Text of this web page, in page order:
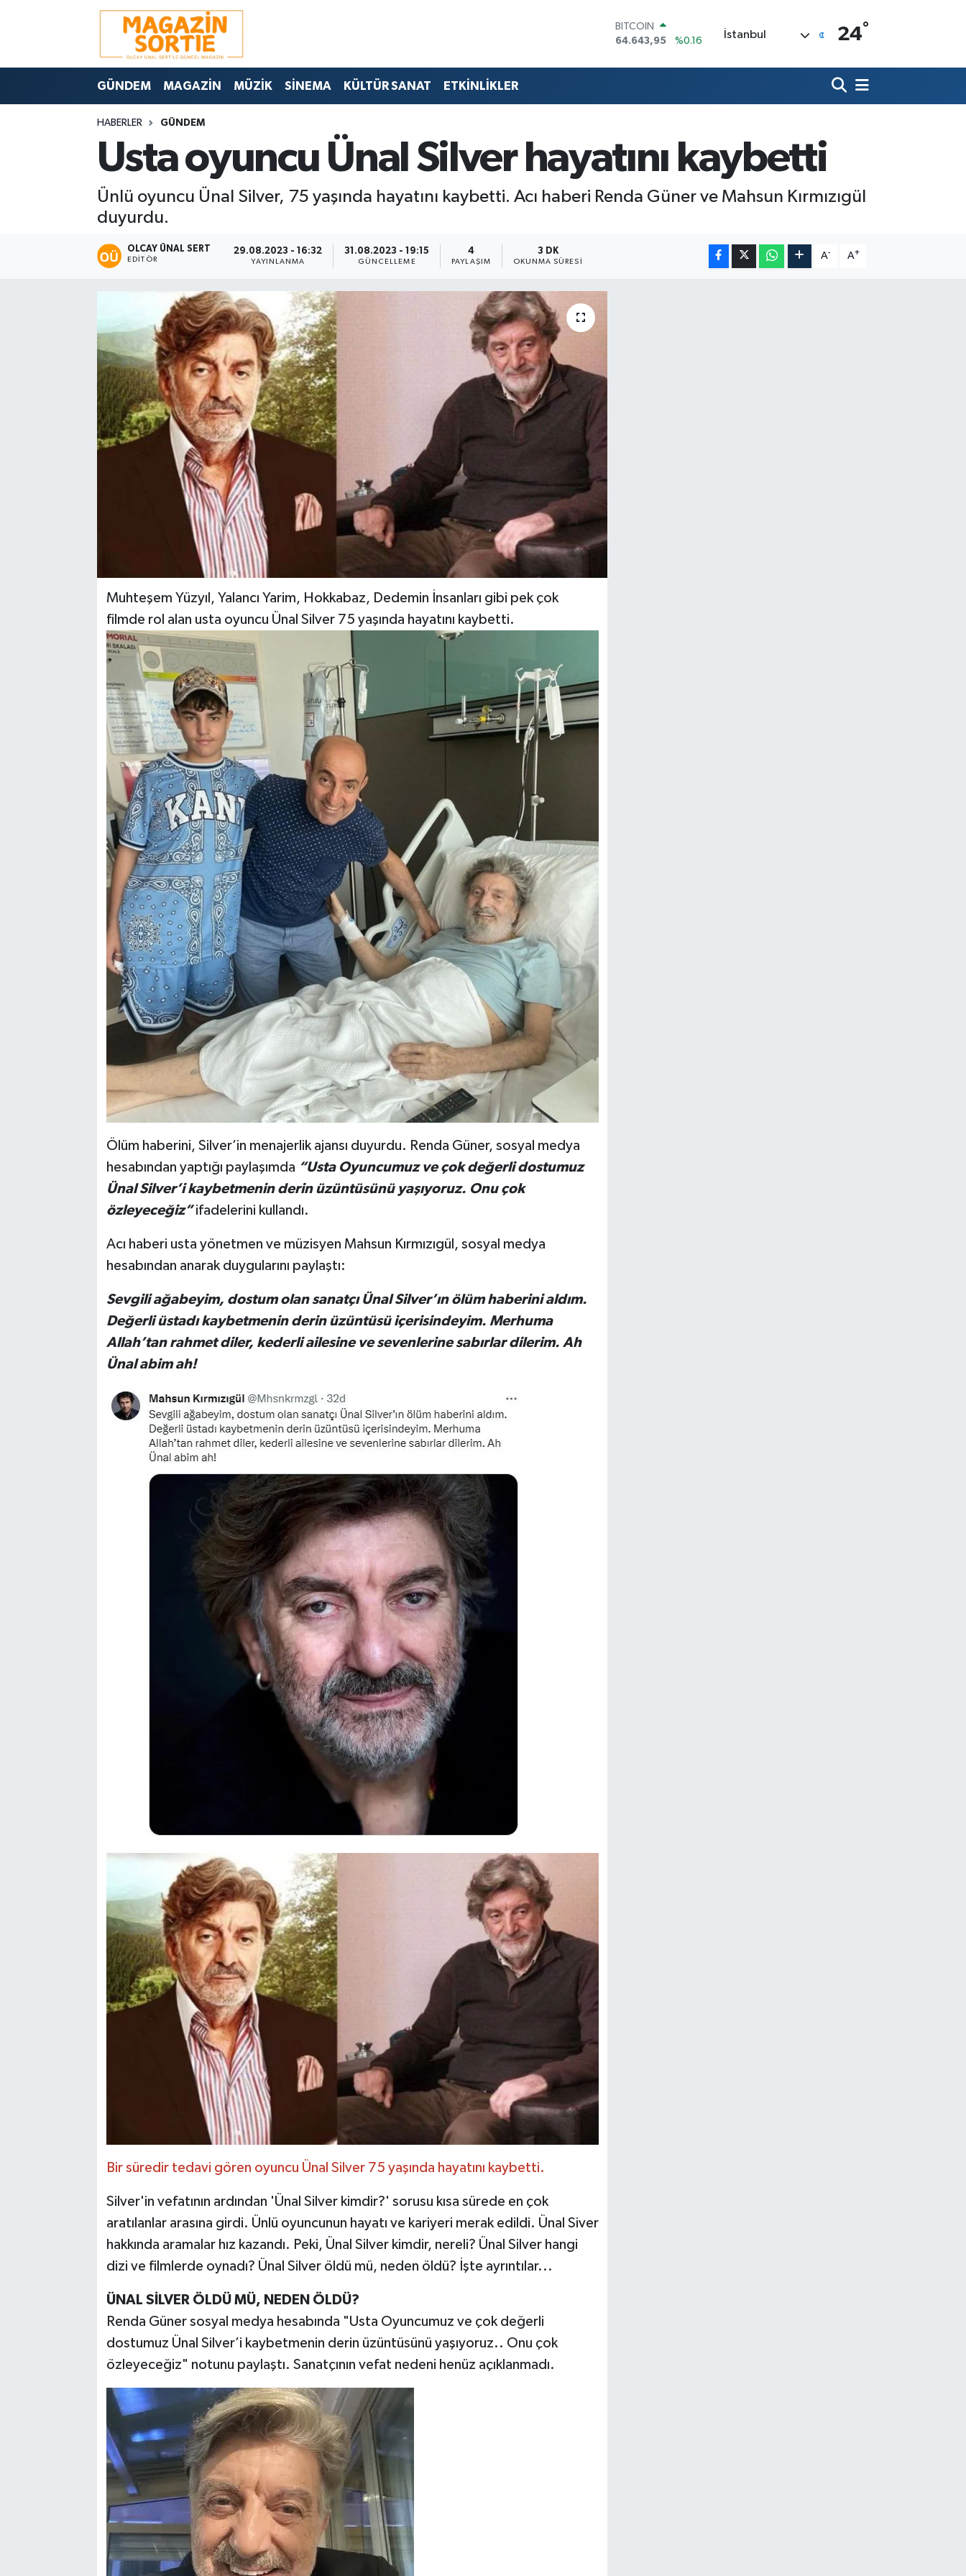
DOLAR
47,6704
%0
55,0406
%-0.08
BİST100
13.799
%70
BITCOIN
İstanbul 24°
GÜNDEM MAGAZİN MÜZİK SİNEMA KÜLTÜR SANAT ETKİNLİKLER
HABERLER GÜNDEM
Usta oyuncu Ünal Silver hayatını kaybetti
Ünlü oyuncu Ünal Silver, 75 yaşında hayatını kaybetti. Acı haberi Renda Güner ve Mahsun Kırmızıgül
duyurdu.
OLCAY ÜNAL SERT
EDITÖR
29.08.2023 - 16:32
YAYINLANMA
31.08.2023 - 19:15
GÜNCELLEME
4
PAYLAŞIM
3 DK
OKUNMA SÜRESI
A- A+
Muhteşem Yüzyıl, Yalancı Yarim, Hokkabaz, Dedemin İnsanları gibi pek çok
filmde rol alan usta oyuncu Ünal Silver 75 yaşında hayatını kaybetti.
Ölüm haberini, Silver’in menajerlik ajansı duyurdu. Renda Güner, sosyal medya
hesabından yaptığı paylaşımda “Usta Oyuncumuz ve çok değerli dostumuz
Ünal Silver’i kaybetmenin derin üzüntüsünü yaşıyoruz. Onu çok
özleyeceğiz”ifadelerini kullandı.
Acı haberi usta yönetmen ve müzisyen Mahsun Kırmızıgül, sosyal medya
hesabından anarak duygularını paylaştı:
Sevgili ağabeyim, dostum olan sanatçı Ünal Silver’ın ölüm haberini aldım.
Değerli üstadı kaybetmenin derin üzüntüsü içerisindeyim. Merhuma
Allah’tan rahmet diler, kederli ailesine ve sevenlerine sabırlar dilerim. Ah
Ünal abim ah!
Bir süredir tedavi gören oyuncu Ünal Silver 75 yaşında hayatını kaybetti.
Silver'in vefatının ardından 'Ünal Silver kimdir?' sorusu kısa sürede en çok
aratılanlar arasına girdi. Ünlü oyuncunun hayatı ve kariyeri merak edildi. Ünal Siver
hakkında aramalar hız kazandı. Peki, Ünal Silver kimdir, nereli? Ünal Silver hangi
dizi ve filmlerde oynadı? Ünal Silver öldü mü, neden öldü? İşte ayrıntılar...
ÜNAL SİLVER ÖLDÜ MÜ, NEDEN ÖLDÜ?
Renda Güner sosyal medya hesabında "Usta Oyuncumuz ve çok değerli
dostumuz Ünal Silver’i kaybetmenin derin üzüntüsünü yaşıyoruz.. Onu çok
özleyeceğiz" notunu paylaştı. Sanatçının vefat nedeni henüz açıklanmadı.
Nöbetçi Eczaneler
Hava Durumu
Trafik Durumu
Süper Lig Puan Durumu ve Fikstür
Tüm Manşetler